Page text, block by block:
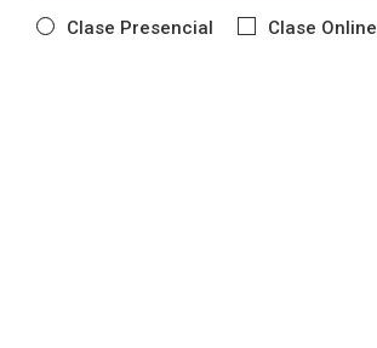
Clase Presencial Clase Online